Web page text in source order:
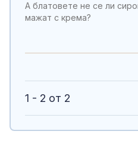
А блатовете не се ли
мажат с крема?
1 - 2 от 2